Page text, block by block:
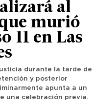
al
murió
11 en Las
durante la tarde de
y posterior
apunta a un
una celebración previa.